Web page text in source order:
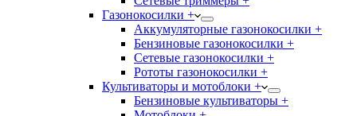
Газонокосилки +
Аккумуляторные газонокосилки +
Бензиновые газонокосилки +
Сетевые газонокосилки +
Рототы газонокосилки +
Культиваторы и мотоблоки +
Бензиновые культиваторы +